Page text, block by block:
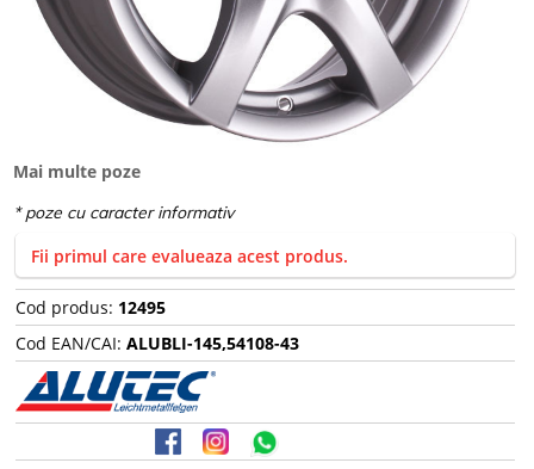
Mai multe poze
Fii primul care evalueaza acest produs.
Cod produs: 12495
Cod EAN/CAI: ALUBLI-145,54108-43